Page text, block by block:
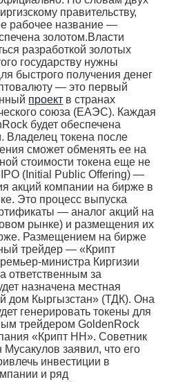
правительству,
рабочее название —
золотом.Власти
разработкой золотых
государству нужны
быстрого получения денег
— это первый
проект в странах
союза (ЕАЭС). Каждая
будет обеспечена
Владелец токена после
сможет обменять ее на
стоимости токена еще не
(Initial Public Offering) —
акций компании на бирже в
Это процесс выпуска
— аналог акций на
рынке) и размещения их
Размещением на бирже
трейдер — «Крипт
министра Киргизии
ответственным за
назначена местная
дом Кыргызстан» (ТДК). Она
генерировать токены для
трейдером GoldenRock
«Крипт НН». Советник
заявил, что его
инвестиции в
и ряд